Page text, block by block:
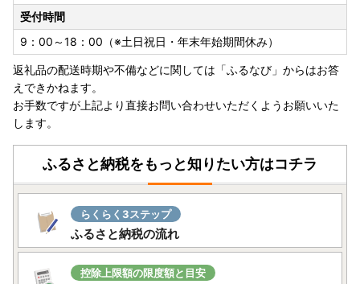
受付時間
9：00～18：00（※土日祝日・年末年始期間休み）
返礼品の配送時期や不備などに関しては「ふるなび」からはお答
えできかねます。
お手数ですが上記より直接お問い合わせいただくようお願いいた
します。
ふるさと納税をもっと知りたい方はコチラ
らくらく3ステップ
ふるさと納税の流れ
控除上限額の限度額と目安